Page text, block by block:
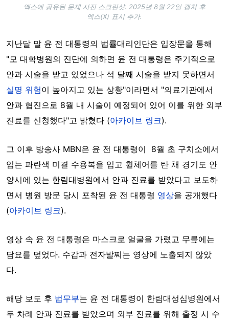
엑스에 공유된 문제 사진 스크린샷. 2025년 8월 22일 캡처 후
엑스(X) 표시 추가.
지난달 말 윤 전 대통령의 법률대리인단은 입장문을 통해
"모 대학병원의 진단에 의하면 윤 전 대통령은 주기적으로
안과 시술을 받고 있었으나 석 달째 시술을 받지 못하면서
실명 위험이 높아지고 있는 상황"이라면서 "의료기관에서
안과 협진으로 8월 내 시술이 예정되어 있어 이를 위한 외부
진료를 신청했다"고 밝혔다 (아카이브 링크).
그 이후 방송사 MBN은 윤 전 대통령이 8월 초 구치소에서
입는 파란색 미결 수용복을 입고 휠체어를 탄 채 경기도 안
양시에 있는 한림대병원에서 안과 진료를 받았다고 보도하
면서 병원 방문 당시 포착된 윤 전 대통령 영상을 공개했다
(아카이브 링크).
영상 속 윤 전 대통령은 마스크로 얼굴을 가렸고 무릎에는
담요를 덮었다. 수갑과 전자발찌는 영상에 노출되지 않았
다.
해당 보도 후 법무부는 윤 전 대통령이 한림대성심병원에서
두 차례 안과 진료를 받았으며 외부 진료를 위해 출정 시 수